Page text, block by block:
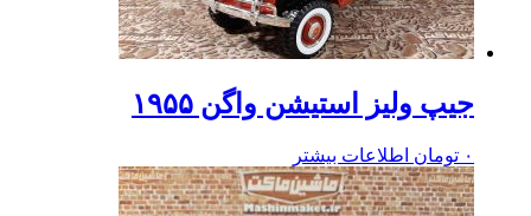
جیپ ولیز استیشن واگن ۱۹۵۵
۰ تومان اطلاعات بیشتر